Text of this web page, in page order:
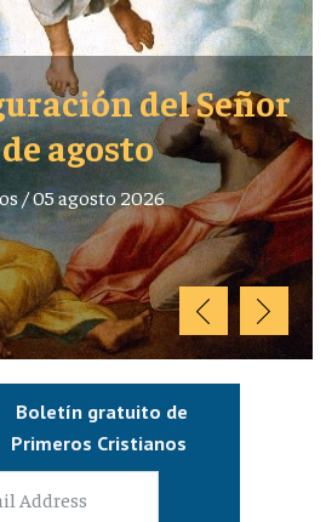
del Señor
agosto
/05 agosto 2026
Boletín gratuito de
Primeros Cristianos